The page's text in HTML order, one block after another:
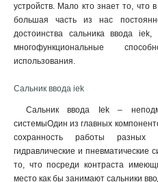
устройств. Мало кто знает то, что
большая часть из нас
достоинства сальника ввода
многофункциональные
использования.
Сальник ввода iek
Сальник ввода Iek –
системыОдин из главных
сохранность работы разных
гидравлические и пневматические
то, что посреди контраста
место как бы занимают сальники